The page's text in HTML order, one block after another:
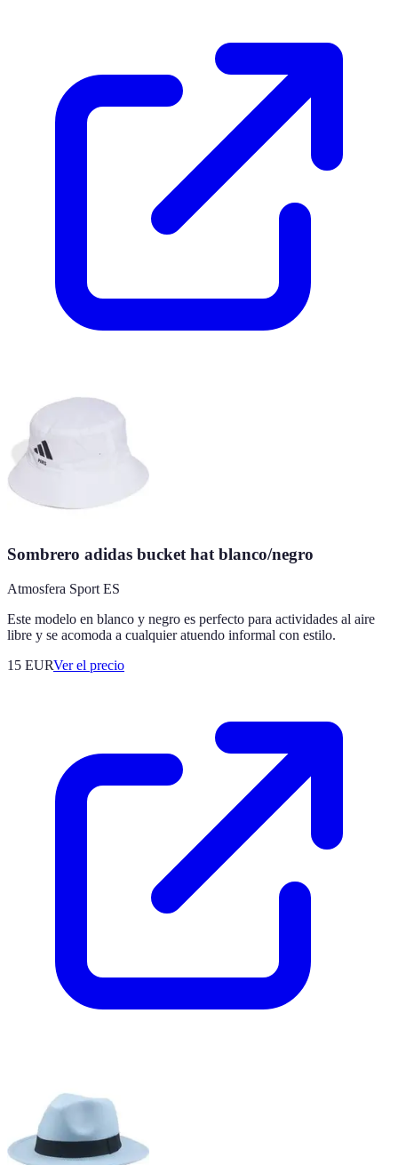
Sombrero adidas bucket hat blanco/negro
Atmosfera Sport ES
Este modelo en blanco y negro es perfecto para actividades al aire
libre y se acomoda a cualquier atuendo informal con estilo.
15 EURVer el precio